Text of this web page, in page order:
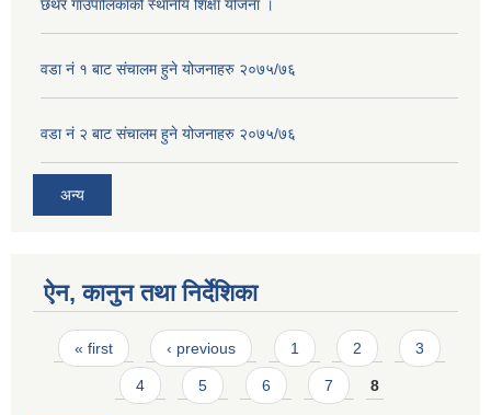
छथर गाउँपालिकाको स्थानीय शिक्षा योजना ।
वडा नं १ बाट संचालम हुने योजनाहरु २०७५/७६
वडा नं २ बाट संचालम हुने योजनाहरु २०७५/७६
अन्य
ऐन, कानुन तथा निर्देशिका
Pages
« first ‹ previous 1 2 3
4 5 6 7 8